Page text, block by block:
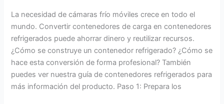
La necesidad de cámaras frío móviles crece en todo el
mundo. Convertir contenedores de carga en contenedores
refrigerados puede ahorrar dinero y reutilizar recursos.
¿Cómo se construye un contenedor refrigerado? ¿Cómo se
hace esta conversión de forma profesional? También
puedes ver nuestra guía de contenedores refrigerados para
más información del producto. Paso 1: Prepara los
en
un
Contenedor
Refrigerado